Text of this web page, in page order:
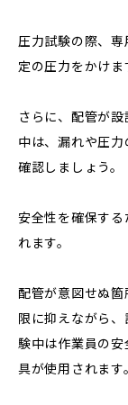
圧力試験の際、
定の圧力をかけま
さらに、配管が
中は、漏れや圧
確認しましょう。
安全性を確保す
れます。
配管が意図せぬ
限に抑えながら
験中は作業員の
具が使用されます。